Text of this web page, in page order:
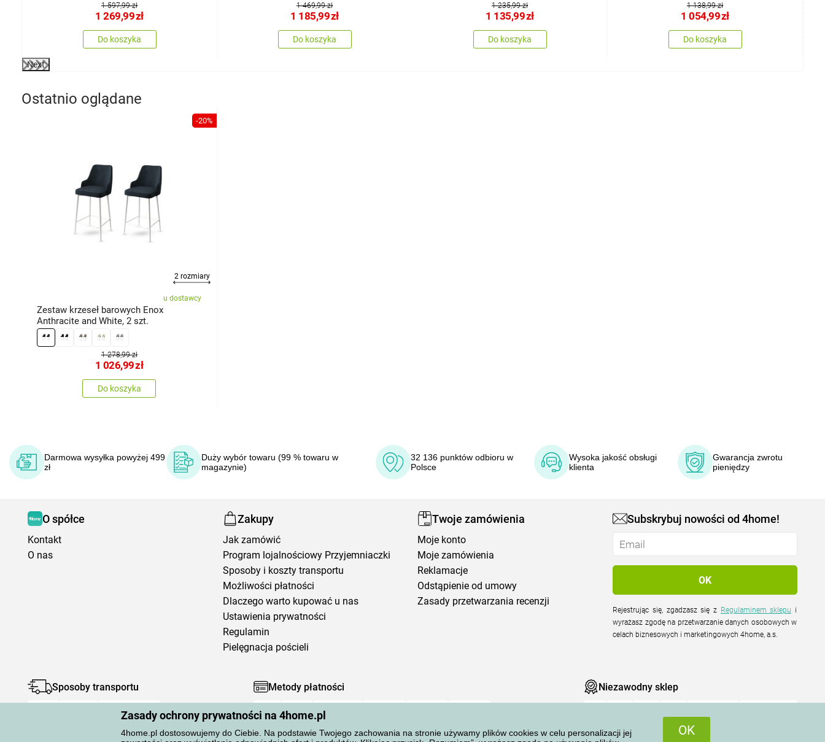
Zasady ochrony prywatności na 4home.pl
4home.pl dostosowujemy do Ciebie. Na podstawie Twojego zachowania na stronie używamy plików cookies w celu personalizacji jej
OK
1 597,99 zł
1 269,99zł
Do koszyka
1 469,99 zł
1 185,99zł
Do koszyka
1 235,99 zł
1 135,99zł
Do koszyka
1 138,99 zł
1 054,99zł
Do koszyka
Next
Ostatnio oglądane
-20%
2 rozmiary
u dostawcy
Zestaw krzeseł barowych Enox
Anthracite and White, 2 szt.
1 278,99 zł
1 026,99zł
Do koszyka
Darmowa wysyłka powyżej 499
zł
Duży wybór towaru (99 % towaru w
magazynie)
32 136 punktów odbioru w
Polsce
Wysoka jakość obsługi
klienta
Gwarancja zwrotu
pieniędzy
O spółce
Kontakt
O nas
Zakupy
Jak zamówić
Program lojalnościowy Przyjemniaczki
Sposoby i koszty transportu
Możliwości płatności
Dlaczego warto kupować u nas
Ustawienia prywatności
Regulamin
Pielęgnacja pościeli
Twoje zamówienia
Moje konto
Moje zamówienia
Reklamacje
Odstąpienie od umowy
Zasady przetwarzania recenzji
Subskrybuj nowości od 4home!
Rejestrując się, zgadzasz się z Regulaminem sklepu
wyrażasz zgodę na przetwarzanie danych osobowych w
celach biznesowych i marketingowych 4home, a.s.
Sposoby transportu Metody płatności Niezawodny sklep